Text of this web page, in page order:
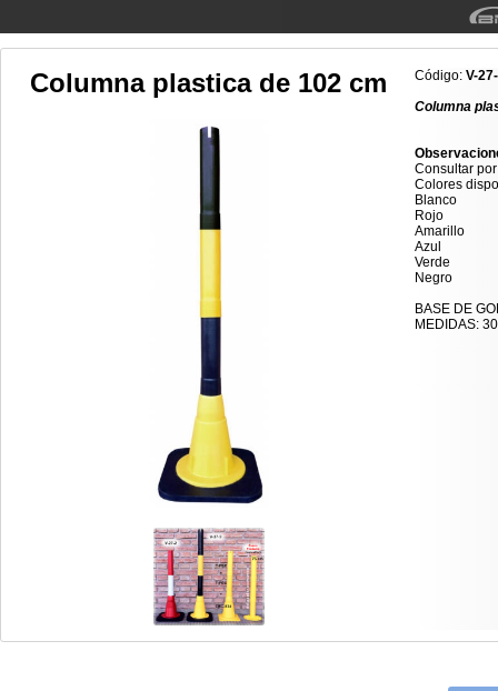
Columna plastica de 102 cm Código: V-
Columna
Consultar
Colores
Blanco
Rojo
Amarillo
Azul
Verde
Negro
BASE DE
MEDIDAS: